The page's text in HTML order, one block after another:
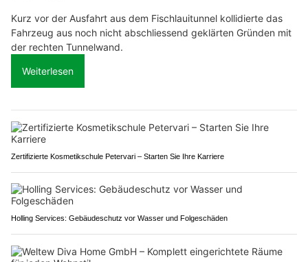
Kurz vor der Ausfahrt aus dem Fischlauitunnel kollidierte das
Fahrzeug aus noch nicht abschliessend geklärten Gründen mit
der rechten Tunnelwand.
Weiterlesen
Zertifizierte Kosmetikschule Petervari – Starten Sie Ihre Karriere
Holling Services: Gebäudeschutz vor Wasser und Folgeschäden